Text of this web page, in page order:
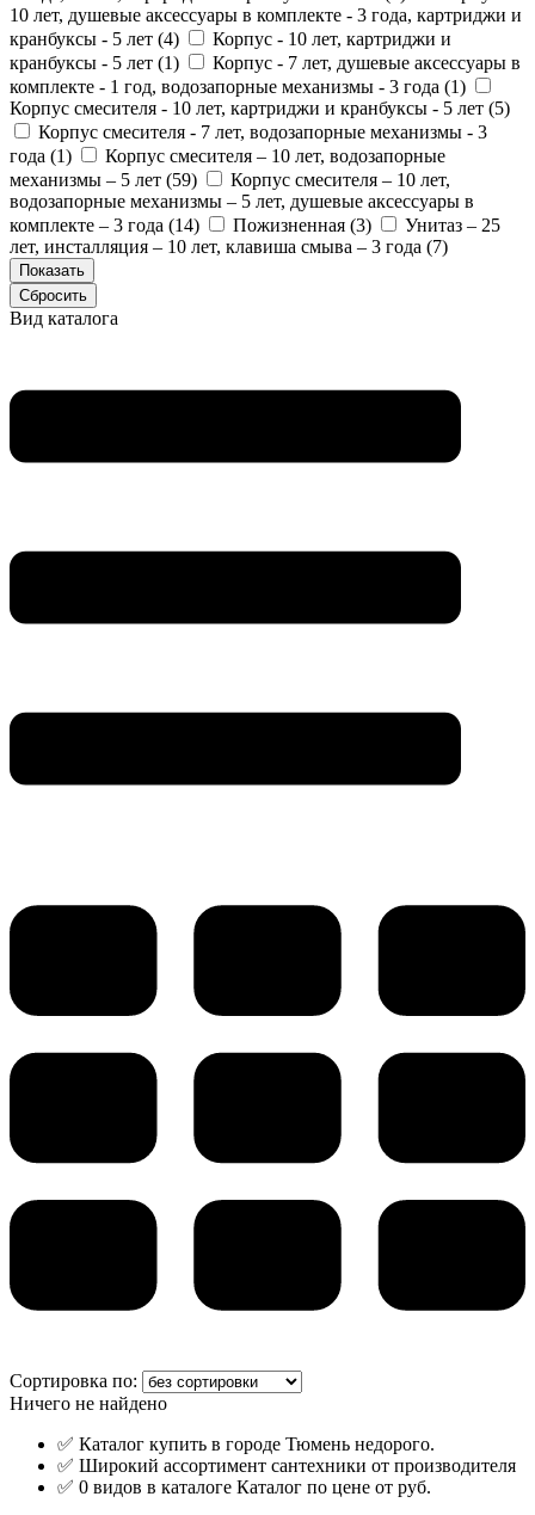
10 лет, душевые аксессуары в комплекте - 3 года, картриджи и
кранбуксы - 5 лет (4)
Корпус - 10 лет, картриджи и
кранбуксы - 5 лет (1)
Корпус - 7 лет, душевые аксессуары в
комплекте - 1 год, водозапорные механизмы - 3 года (1)
Корпус смесителя - 10 лет, картриджи и кранбуксы - 5 лет (5)
Корпус смесителя - 7 лет, водозапорные механизмы - 3
года (1)
Корпус смесителя – 10 лет, водозапорные
механизмы – 5 лет (59)
Корпус смесителя – 10 лет,
водозапорные механизмы – 5 лет, душевые аксессуары в
комплекте – 3 года (14) Пожизненная (3)
Унитаз – 25
лет, инсталляция – 10 лет, клавиша смыва – 3 года (7)
Вид каталога
Сортировка по:
Ничего не найдено
✅ Каталог купить в городе Тюмень недорого.
✅ Широкий ассортимент сантехники от производителя
✅ 0 видов в каталоге Каталог по цене от руб.